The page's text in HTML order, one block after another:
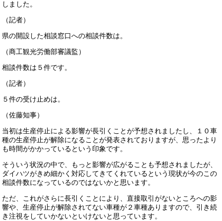
しました。
（記者）
県の開設した相談窓口への相談件数は。
（商工観光労働部審議監）
相談件数は５件です。
（記者）
５件の受け止めは。
（佐藤知事）
当初は生産停止による影響が長引くことが予想されましたし、１０車
種の生産停止が解除になることが発表されておりますが、思ったより
も時間がかかっているという印象です。
そういう状況の中で、もっと影響が広がることも予想されましたが、
ダイハツがきめ細かく対応してきてくれているという現状が今のこの
相談件数になっているのではないかと思います。
ただ、これがさらに長引くことにより、直接取引がないところへの影
響や、生産停止が解除されてない車種が２車種ありますので、引き続
き注視をしていかないといけないと思っています。